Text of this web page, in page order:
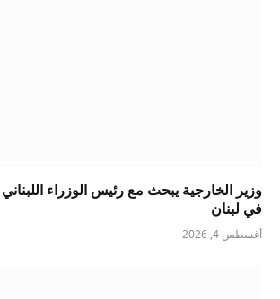
وزير الخارجية يبحث مع رئيس الوزراء
في لبنان
أغسطس 4, 2026